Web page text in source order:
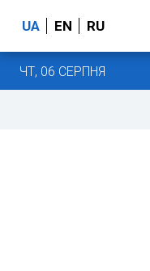
UA EN RU
ЧТ, 06 СЕРПНЯ